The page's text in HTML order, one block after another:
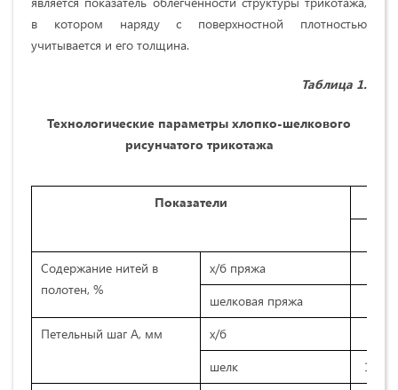
в котором наряду с поверхностной плотностью
учитывается и его толщина.
Таблица 1.
Технологические параметры хлопко-шелкового
рисунчатого трикотажа
Показатели
Содержание нитей в
полотен, %
х/б пряжа
шелковая пряжа
Петельный шаг А, мм
х/б
шелк
1,11